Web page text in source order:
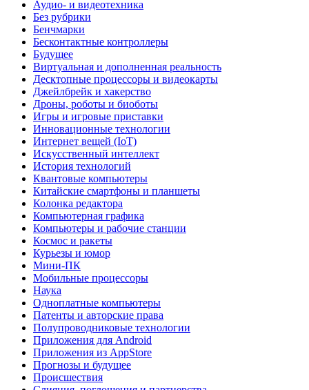
Аудио- и видеотехника
Без рубрики
Бенчмарки
Бесконтактные контроллеры
Будущее
Виртуальная и дополненная реальность
Десктопные процессоры и видеокарты
Джейлбрейк и хакерство
Дроны, роботы и биоботы
Игры и игровые приставки
Инновационные технологии
Интернет вещей (IoT)
Искусственный интеллект
История технологий
Квантовые компьютеры
Китайские смартфоны и планшеты
Колонка редактора
Компьютерная графика
Компьютеры и рабочие станции
Космос и ракеты
Курьезы и юмор
Мини-ПК
Мобильные процессоры
Наука
Одноплатные компьютеры
Патенты и авторские права
Полупроводниковые технологии
Приложения для Android
Приложения из AppStore
Прогнозы и будущее
Происшествия